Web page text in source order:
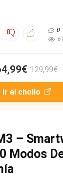
0
61
129,99€
Ir al chollo
–
Modos